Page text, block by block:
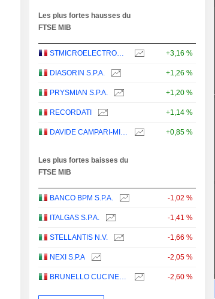
Les plus fortes hausses du
FTSE MIB
STMICROELECTRONICS N.V. +3,16 %
DIASORIN S.P.A. +1,26 %
PRYSMIAN S.P.A. +1,20 %
RECORDATI +1,14 %
DAVIDE CAMPARI-MILANO N.V. +0,85 %
Les plus fortes baisses du
FTSE MIB
BANCO BPM S.P.A. -1,02 %
ITALGAS S.P.A. -1,41 %
STELLANTIS N.V. -1,66 %
NEXI S.P.A -2,05 %
BRUNELLO CUCINELLI S.P.A. -2,60 %